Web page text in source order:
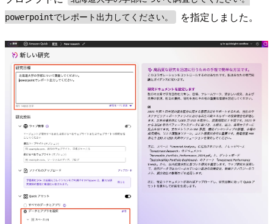
powerpointでレポート出力してください。
を指定しました。